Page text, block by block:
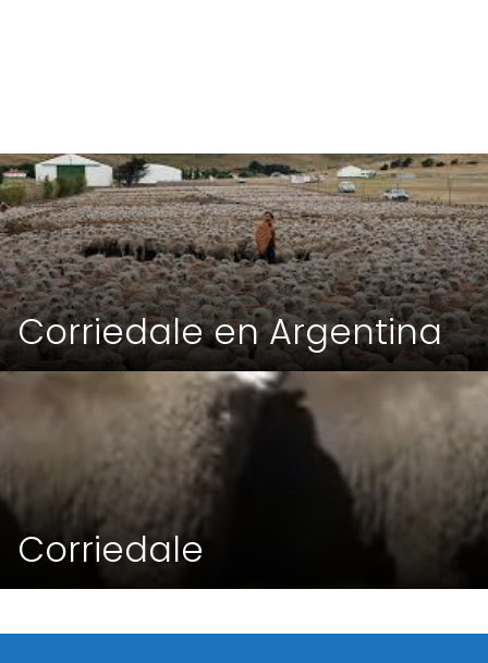
Corriedale en Argentina
Corriedale